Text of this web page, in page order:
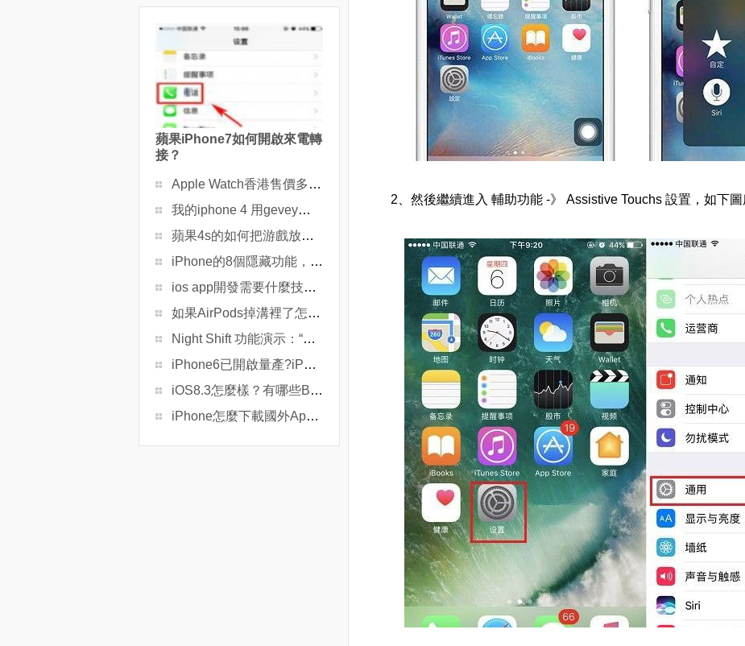
2、然後繼續進入 輔助功能 -》 Assistive Touchs 設置，如下圖
蘋果iPhone7如何開啟來電轉
接？
Apple Watch香港售價多少？所有地區售價表
我的iphone 4 用gevey不行，求救！
蘋果4s的如何把游戲放在一個窗口內
iPhone的8個隱藏功能，你都知道嗎
ios app開發需要什麼技術？
如果AirPods掉溝裡了怎麼辦？把它“釣”起來
Night Shift 功能演示：“屎黃屏”好不好用了才知道
iPhone6已開啟量產?iPhone6即將大量上市出售?
iOS8.3怎麼樣？有哪些BUG？
iPhone怎麼下載國外App？切換地區方法